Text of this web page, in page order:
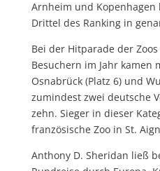
Arnheim und
Drittel des Ranking in
Bei der Hitparade der
Besuchern im Jahr kamen
Osnabrück (Platz 6) und
zumindest zwei deutsche
zehn. Sieger in dieser
französische Zoo in St.
Anthony D. Sheridan ließ